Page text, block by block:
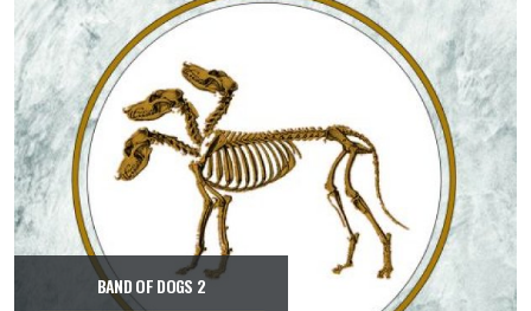
BAND OF DOGS 2